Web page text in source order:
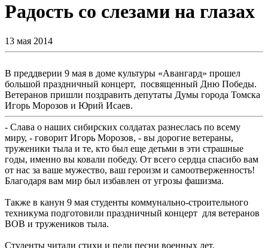
Радость со слезами на глазах
13 мая 2014
В преддверии 9 мая в доме культуры «Авангард» прошел
большой праздничный концерт, посвященный Дню Победы.
Ветеранов пришли поздравить депутаты Думы города Томска
Игорь Морозов и Юрий Исаев.
- Слава о наших сибирских солдатах разнеслась по всему
миру, - говорит Игорь Морозов, - вы дорогие ветераны,
труженики тыла и те, кто был еще детьми в эти страшные
годы, именно вы ковали победу. От всего сердца спасибо вам
от нас за ваше мужество, ваш героизм и самоотверженность!
Благодаря вам мир был избавлен от угрозы фашизма.
Также в канун 9 мая студенты коммунально-строительного
техникума подготовили праздничный концерт для ветеранов
ВОВ и тружеников тыла.
Студенты читали стихи и пели песни военных лет.